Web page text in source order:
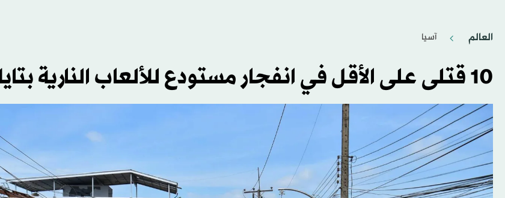
العالم آسيا
10 قتلى على الأقل في انفجار مستودع للألعاب النارية بتايلاند